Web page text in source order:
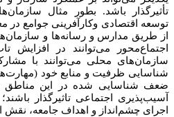
تأثیرگذار باشد. بطور مثال
توسعه اقتصادی وکارآفرینی جوامع
از طریق مدارس و رسانه‌ها و
اجتماع‌محور می‌توانند در افزایش
سازمان‌های محلی می‌توانند با
شناسایی ظرفیت و منابع خود
ضعف شناسایی شده در این مناطق
آسیب‌پذیری اجتماعی تاثیرگذار
اجرای چشم‌انداز و اهداف جامعه، نقش